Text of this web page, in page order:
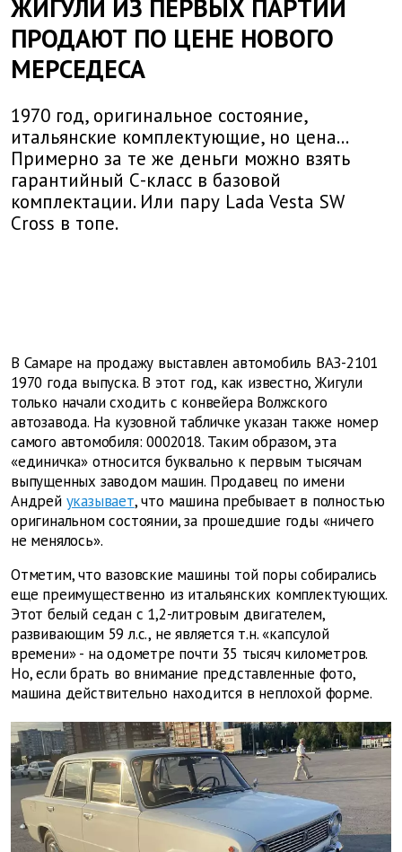
ЖИГУЛИ ИЗ ПЕРВЫХ ПАРТИЙ
ПРОДАЮТ ПО ЦЕНЕ НОВОГО
МЕРСЕДЕСА
1970 год, оригинальное состояние,
итальянские комплектующие, но цена...
Примерно за те же деньги можно взять
гарантийный С-класс в базовой
комплектации. Или пару Lada Vesta SW
Cross в топе.
В Самаре на продажу выставлен автомобиль ВАЗ-2101
1970 года выпуска. В этот год, как известно, Жигули
только начали сходить с конвейера Волжского
автозавода. На кузовной табличке указан также номер
самого автомобиля: 0002018. Таким образом, эта
«единичка» относится буквально к первым тысячам
выпущенных заводом машин. Продавец по имени
Андрей указывает, что машина пребывает в полностью
оригинальном состоянии, за прошедшие годы «ничего
не менялось».
Отметим, что вазовские машины той поры собирались
еще преимущественно из итальянских комплектующих.
Этот белый седан с 1,2-литровым двигателем,
развивающим 59 л.с., не является т.н. «капсулой
времени» - на одометре почти 35 тысяч километров.
Но, если брать во внимание представленные фото,
машина действительно находится в неплохой форме.